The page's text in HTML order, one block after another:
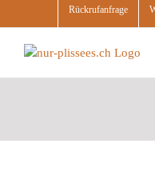
Rückrufanfrage